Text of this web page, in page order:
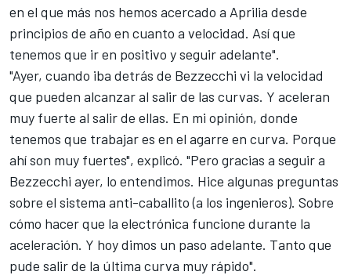
en el que más nos hemos acercado a Aprilia desde
principios de año en cuanto a velocidad. Así que
tenemos que ir en positivo y seguir adelante".
"Ayer, cuando iba detrás de Bezzecchi vi la velocidad
que pueden alcanzar al salir de las curvas. Y aceleran
muy fuerte al salir de ellas. En mi opinión, donde
tenemos que trabajar es en el agarre en curva. Porque
ahí son muy fuertes", explicó. "Pero gracias a seguir a
Bezzecchi ayer, lo entendimos. Hice algunas preguntas
sobre el sistema anti-caballito (a los ingenieros). Sobre
cómo hacer que la electrónica funcione durante la
aceleración. Y hoy dimos un paso adelante. Tanto que
pude salir de la última curva muy rápido".